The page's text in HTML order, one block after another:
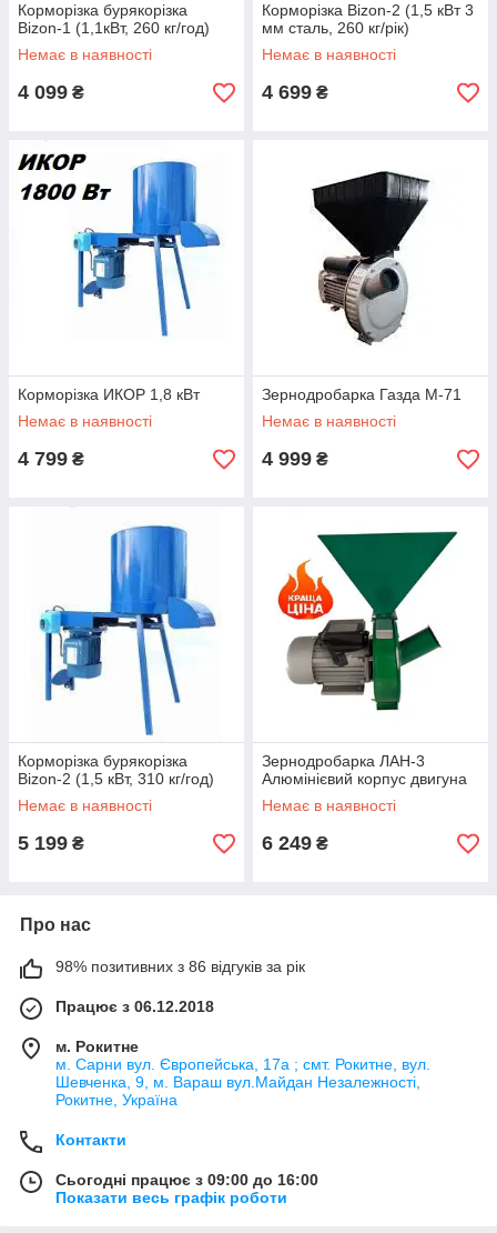
Корморізка бурякорізка
Bizon-1 (1,1кВт, 260 кг/год)
Немає в наявності
4 099 ₴
Корморізка Bizon-2 (1,5 кВт 3
мм сталь, 260 кг/рік)
Немає в наявності
4 699 ₴
Корморізка ИКОР 1,8 кВт
Немає в наявності
4 799 ₴
Зернодробарка Газда М-71
Немає в наявності
4 999 ₴
Корморізка бурякорізка
Bizon-2 (1,5 кВт, 310 кг/год)
Немає в наявності
5 199 ₴
Зернодробарка ЛАН-3
Алюмінієвий корпус двигуна
Немає в наявності
6 249 ₴
Про нас
98% позитивних з 86 відгуків за рік
Працює з 06.12.2018
м. Рокитне
м. Сарни вул. Європейська, 17а ; смт. Рокитне, вул.
Шевченка, 9, м. Вараш вул.Майдан Незалежності,
Рокитне, Україна
Контакти
Сьогодні працює з 09:00 до 16:00
Показати весь графік роботи